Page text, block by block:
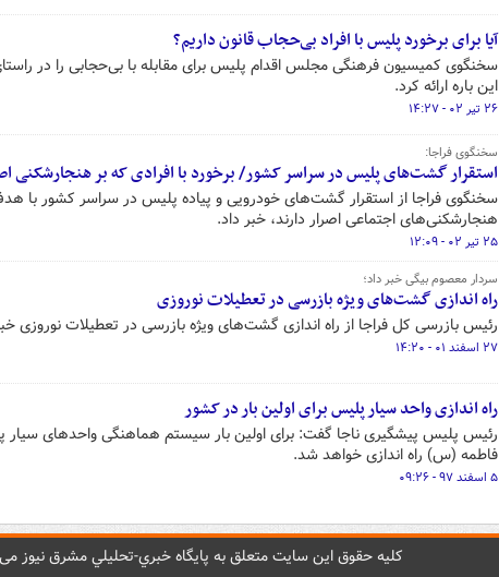
آیا برای برخورد پلیس با افراد بی‌حجاب قانون داریم؟
سخنگوی کمیسیون فرهنگی مجلس اقدام پلیس برای مقابله با بی‌حجابی را در
این باره ارائه کرد.
۲۶ تیر ۰۲ - ۱۴:۲۷
سخنگوی فراجا:
استقرار گشت‌های پلیس در سراسر کشور/ برخورد با افرادی که بر هنجارشکنی
سخنگوی فراجا از استقرار گشت‌های خودرویی و پیاده پلیس در سراسر کشور با هدف
هنجارشکنی‌های اجتماعی اصرار دارند، خبر داد.
۲۵ تیر ۰۲ - ۱۲:۰۹
سردار معصوم بیگی خبر داد؛
راه اندازی گشت‌های ویژه بازرسی در تعطیلات نوروزی
رئیس بازرسی کل فراجا از راه اندازی گشت‌های ویژه بازرسی در تعطیلات نوروزی
۲۷ اسفند ۰۱ - ۱۴:۲۰
راه اندازی واحد سیار پلیس برای اولین بار در کشور
رئیس پلیس پیشگیری ناجا گفت: برای اولین بار سیستم هماهنگی واحدهای
فاطمه (س) راه اندازی خواهد شد.
۵ اسفند ۹۷ - ۰۹:۲۶
کليه حقوق اين سايت متعلق به پایگاه خبري-تحليلي مشرق نيوز